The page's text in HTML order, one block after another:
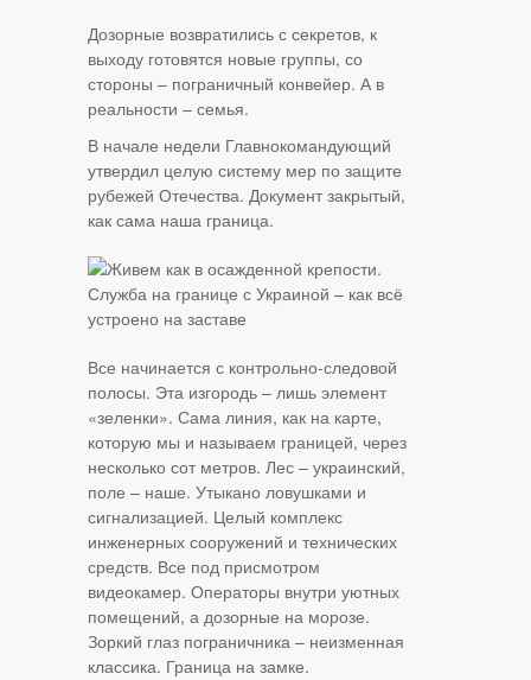
Дозорные возвратились с секретов, к
выходу готовятся новые группы, со
стороны – пограничный конвейер. А в
реальности – семья.
В начале недели Главнокомандующий
утвердил целую систему мер по защите
рубежей Отечества. Документ закрытый,
как сама наша граница.
Все начинается с контрольно-следовой
полосы. Эта изгородь – лишь элемент
«зеленки». Сама линия, как на карте,
которую мы и называем границей, через
несколько сот метров. Лес – украинский,
поле – наше. Утыкано ловушками и
сигнализацией. Целый комплекс
инженерных сооружений и технических
средств. Все под присмотром
видеокамер. Операторы внутри уютных
помещений, а дозорные на морозе.
Зоркий глаз пограничника – неизменная
классика. Граница на замке.